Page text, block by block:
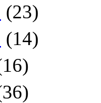
(23)
(14)